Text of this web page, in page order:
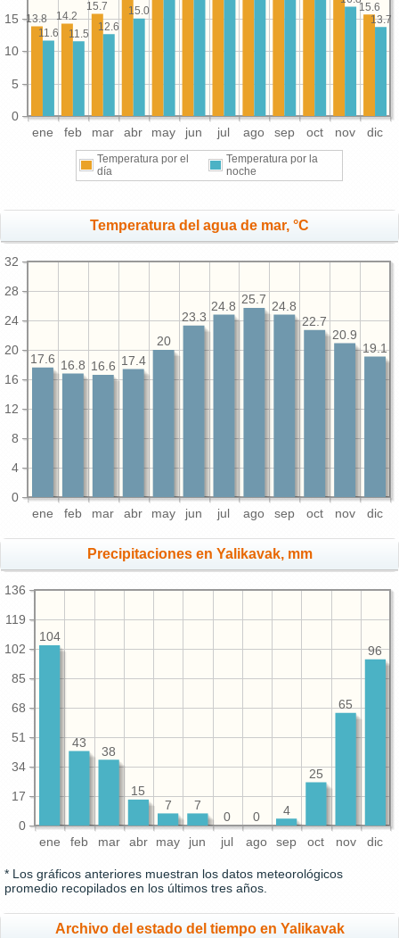
ene feb mar abr may jun jul ago sep oct nov dic
0
5
10
15
15.6
15.7
14.2
13.8 13.7
15.0
12.6
11.5
11.6
Temperatura por el
día
Temperatura por la
noche
Temperatura del agua de mar, °C
ene feb mar abr may jun jul ago sep oct nov dic
0
4
8
12
16
20
24
28
32
19.1
20.9
22.7
24.8
25.7
24.8
23.3
20
17.4
16.6
16.8
17.6
Precipitaciones en Yalikavak, mm
ene feb mar abr may jun jul ago sep oct nov dic
0
17
34
51
68
85
102
119
136
96
65
25
4
0
0
7
7
15
38
43
104
* Los gráficos anteriores muestran los datos meteorológicos
promedio recopilados en los últimos tres años.
Archivo del estado del tiempo en Yalikavak